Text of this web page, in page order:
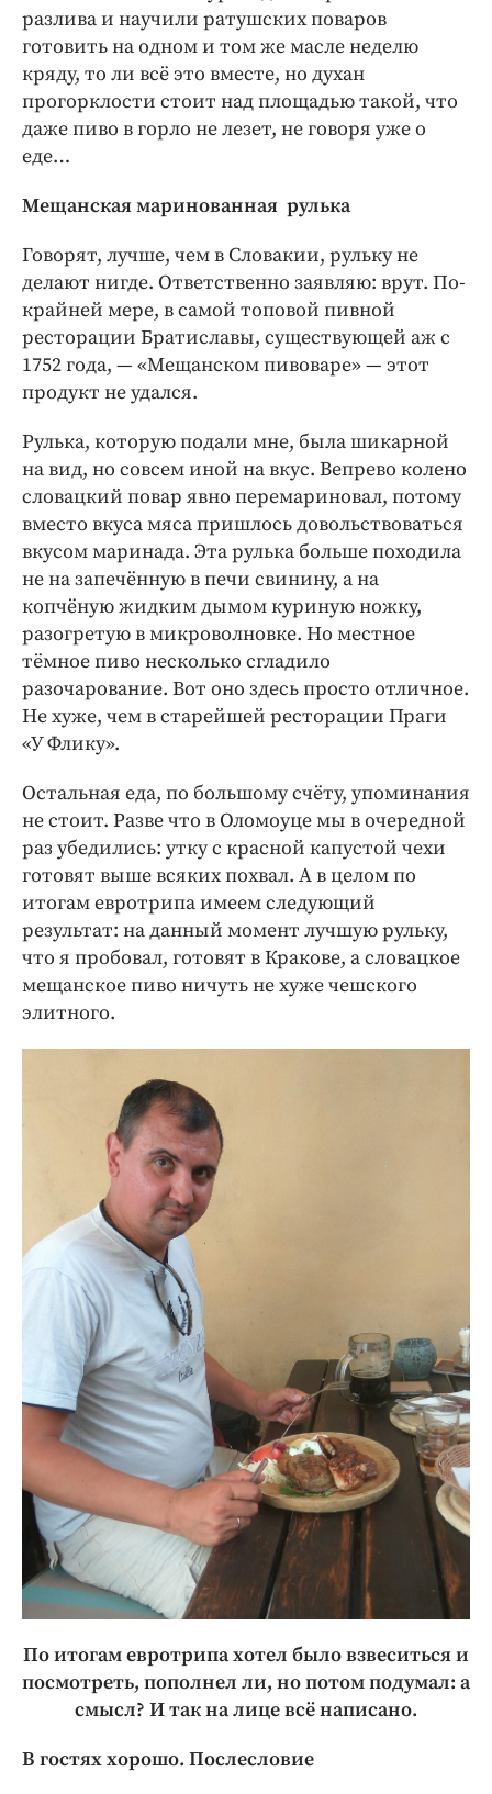
разлива и научили ратушских поваров
готовить на одном и том же масле неделю
кряду, то ли всё это вместе, но духан
прогорклости стоит над площадью такой, что
даже пиво в горло не лезет, не говоря уже о
еде…
Мещанская маринованная рулька
Говорят, лучше, чем в Словакии, рульку не
делают нигде. Ответственно заявляю: врут. По-
крайней мере, в самой топовой пивной
ресторации Братиславы, существующей аж с
1752 года, — «Мещанском пивоваре» — этот
продукт не удался.
Рулька, которую подали мне, была шикарной
на вид, но совсем иной на вкус. Вепрево колено
словацкий повар явно перемариновал, потому
вместо вкуса мяса пришлось довольствоваться
вкусом маринада. Эта рулька больше походила
не на запечённую в печи свинину, а на
копчёную жидким дымом куриную ножку,
разогретую в микроволновке. Но местное
тёмное пиво несколько сгладило
разочарование. Вот оно здесь просто отличное.
Не хуже, чем в старейшей ресторации Праги
«У Флику».
Остальная еда, по большому счёту, упоминания
не стоит. Разве что в Оломоуце мы в очередной
раз убедились: утку с красной капустой чехи
готовят выше всяких похвал. А в целом по
итогам евротрипа имеем следующий
результат: на данный момент лучшую рульку,
что я пробовал, готовят в Кракове, а словацкое
мещанское пиво ничуть не хуже чешского
элитного.
По итогам евротрипа хотел было взвеситься и
посмотреть, пополнел ли, но потом подумал: а
смысл? И так на лице всё написано.
В гостях хорошо. Послесловие